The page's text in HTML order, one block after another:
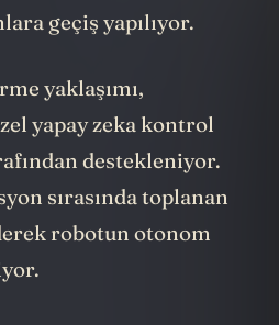
teleoperasyondan
yaklaşımı,
yapay zeka kontrol
destekleniyor.
sırasında toplanan
robotun otonom